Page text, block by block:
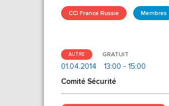
CCI France Russie Membres
AUTRE GRATUIT
01.04.2014
13:00 - 15:00
Comité Sécurité